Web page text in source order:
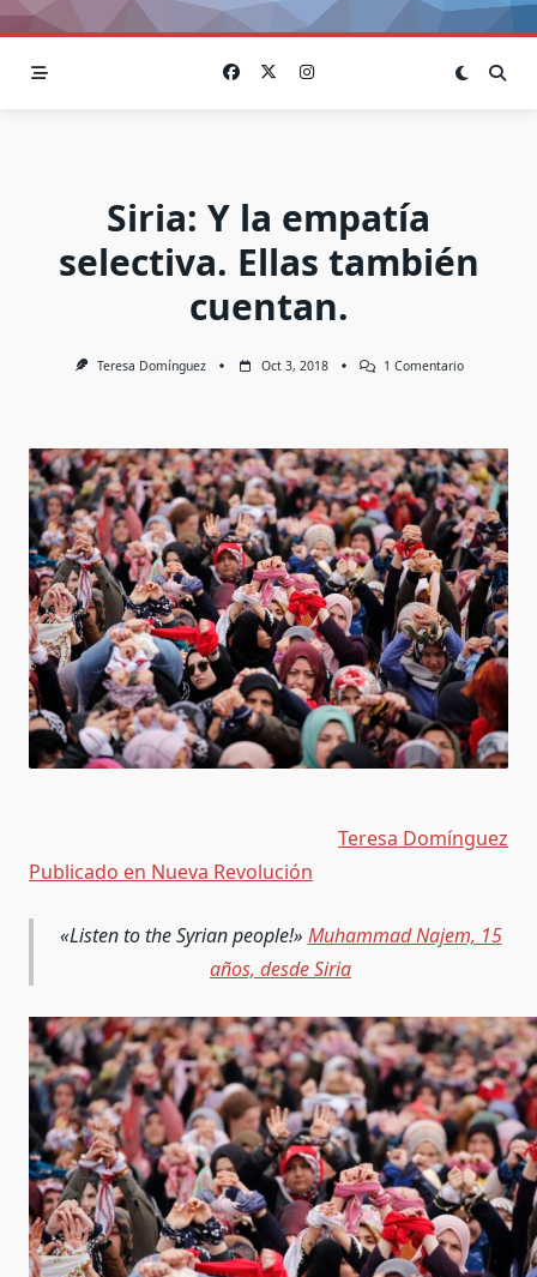
Siria: Y la empatía
selectiva. Ellas también
cuentan.
Teresa Domínguez Oct 3, 2018 1 ComentarioEn
Selectiva.
Ellas
También
Cuentan.
Teresa Domínguez
Publicado en Nueva Revolución
«Listen to the Syrian people!» Muhammad Najem, 15
años, desde Siria